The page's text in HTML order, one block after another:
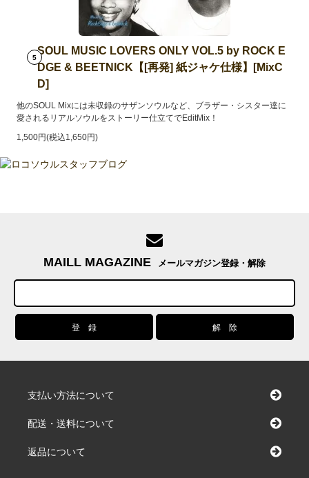
5
SOUL MUSIC LOVERS ONLY VOL.5 by ROCK E
DGE & BEETNICK【[再発] 紙ジャケ仕様】[MixC
D]
他のSOUL Mixには未収録のサザンソウルなど、ブラザー・シスター達に
愛されるリアルソウルをストーリー仕立てでEditMix！
1,500円(税込1,650円)
MAILL MAGAZINE メールマガジン登録・解除
支払い方法について
配送・送料について
返品について